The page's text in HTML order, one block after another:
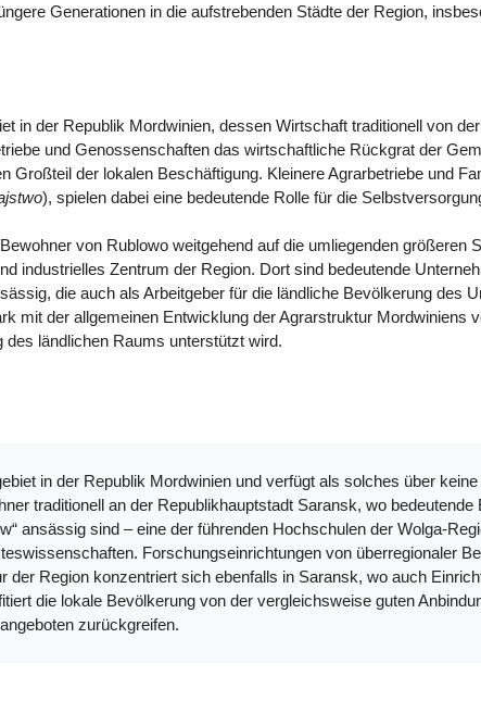
Generationen in die aufstrebenden Städte der Region,
in der Republik Mordwinien, dessen Wirtschaft traditionell von
und Genossenschaften das wirtschaftliche Rückgrat der
Großteil der lokalen Beschäftigung. Kleinere Agrarbetriebe und
), spielen dabei eine bedeutende Rolle für die
von Rublowo weitgehend auf die umliegenden größeren
industrielles Zentrum der Region. Dort sind bedeutende
die auch als Arbeitgeber für die ländliche Bevölkerung des
mit der allgemeinen Entwicklung der Agrarstruktur Mordwiniens
ländlichen Raums unterstützt wird.
in der Republik Mordwinien und verfügt als solches über
traditionell an der Republikhauptstadt Saransk, wo
ansässig sind – eine der führenden Hochschulen der Wolga-
Forschungseinrichtungen von überregionaler
der Region konzentriert sich ebenfalls in Saransk, wo auch
die lokale Bevölkerung von der vergleichsweise guten
zurückgreifen.